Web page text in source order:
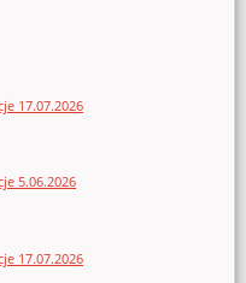
17.07.2026
5.06.2026
17.07.2026